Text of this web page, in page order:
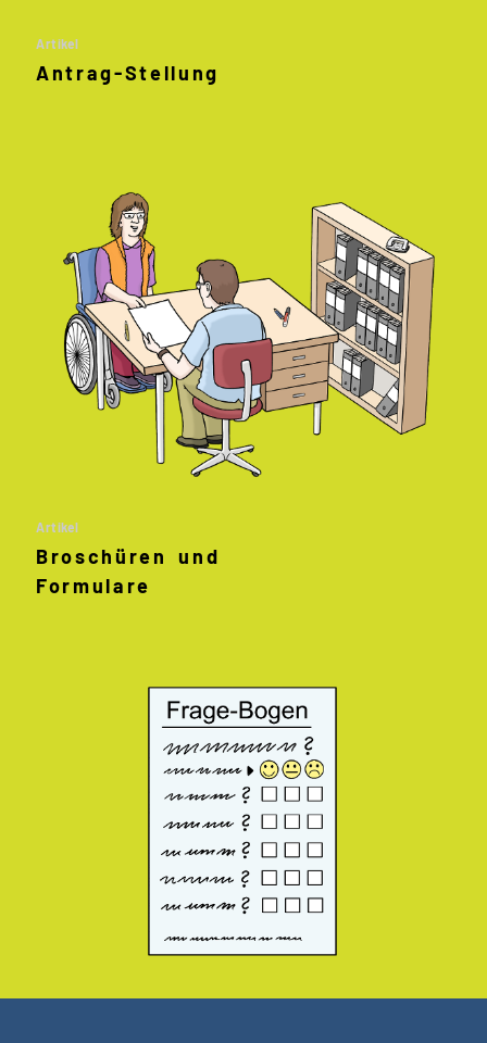
Artikel
Antrag-Stellung
Artikel
Broschüren und
Formulare